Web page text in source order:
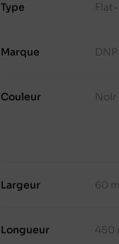
Type
Marque DNP
Couleur Noir
Largeur 60
Longueur 450